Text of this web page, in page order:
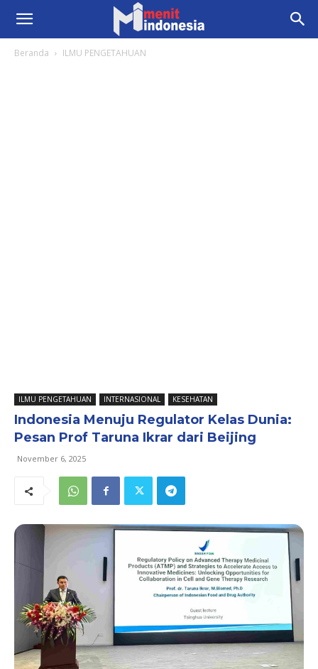
Beranda ILMU PENGETAHUAN
ILMU PENGETAHUAN INTERNASIONAL KESEHATAN
Indonesia Menuju Regulator Kelas Dunia:
Pesan Prof Taruna Ikrar dari Beijing
November 6, 2025